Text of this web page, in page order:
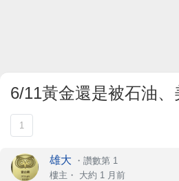
6/11黃金還是被石油
1
雄大 ・ 讚數第 1
樓主 ・ 大約 1 月前